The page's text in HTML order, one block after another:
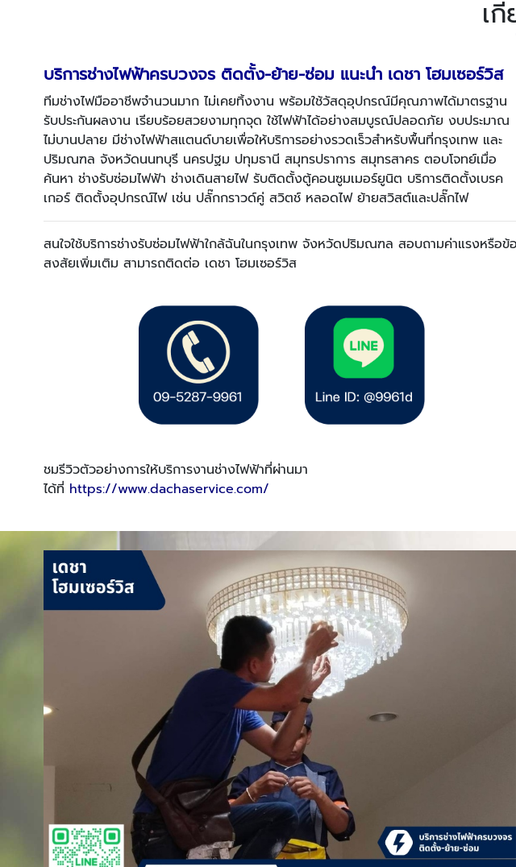
เ
บริการช่างไฟฟ้าครบวงจร ติดตั้ง-ย้าย-ซ่อม แนะนำ เดชา โฮมเซอร์วิส
ทีมช่างไฟมืออาชีพจำนวนมาก ไม่เคยทิ้งงาน พร้อมใช้วัสดุอุปกรณ์มีคุณภาพได้มาตรฐาน
รับประกันผลงาน เรียบร้อยสวยงามทุกจุด ใช้ไฟฟ้าได้อย่างสมบูรณ์ปลอดภัย งบประมาณ
ไม่บานปลาย มีช่างไฟฟ้าสแตนด์บายเพื่อให้บริการอย่างรวดเร็วสำหรับพื้นที่กรุงเทพ และ
ปริมณฑล จังหวัดนนทบุรี นครปฐม ปทุมธานี สมุทรปราการ สมุทรสาคร ตอบโจทย์เมื่อ
ค้นหา ช่างรับซ่อมไฟฟ้า ช่างเดินสายไฟ รับติดตั้งตู้คอนซูมเมอร์ยูนิต บริการติดตั้งเบรค
เกอร์ ติดตั้งอุปกรณ์ไฟ เช่น ปลั๊กกราวด์คู่ สวิตช์ หลอดไฟ ย้ายสวิสต์และปลั๊กไฟ
สนใจใช้บริการช่างรับซ่อมไฟฟ้าใกล้ฉันในกรุงเทพ จังหวัดปริมณฑล สอบถามค่าแรงหรือข้อ
สงสัยเพิ่มเติม สามารถติดต่อ เดชา โฮมเซอร์วิส
ชมรีวิวตัวอย่างการให้บริการงานช่างไฟฟ้าที่ผ่านมา
ได้ที่ https://www.dachaservice.com/